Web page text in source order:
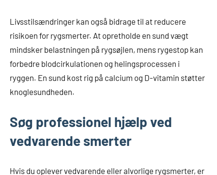
Livsstilsændringer kan også bidrage til at reducere
risikoen for rygsmerter. At opretholde en sund vægt
mindsker belastningen på rygsøjlen, mens rygestop kan
forbedre blodcirkulationen og helingsprocessen i
ryggen. En sund kost rig på calcium og D-vitamin støtter
knoglesundheden.
Søg professionel hjælp ved
vedvarende smerter
Hvis du oplever vedvarende eller alvorlige rygsmerter, er